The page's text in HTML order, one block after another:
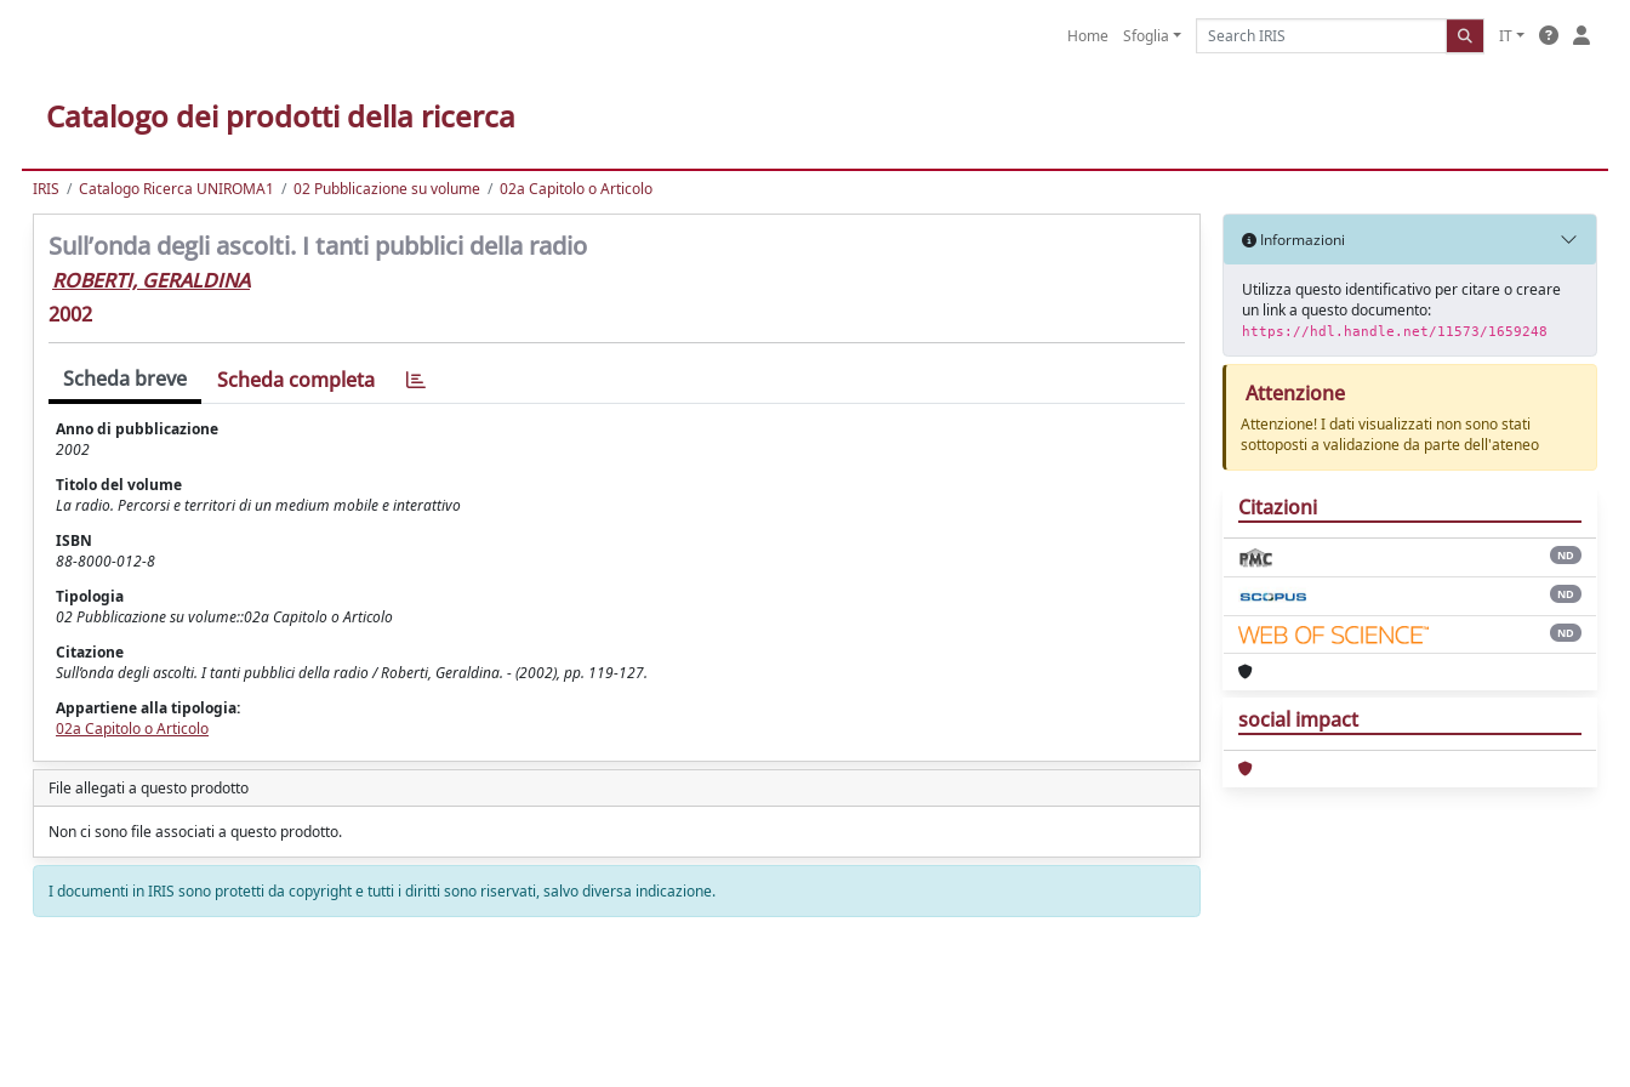
Home Sfoglia IT
Catalogo dei prodotti della ricerca
IRIS Catalogo Ricerca UNIROMA1 02 Pubblicazione su volume 02a Capitolo o Articolo
Sull’onda degli ascolti. I tanti pubblici della radio
ROBERTI, GERALDINA
2002
Scheda breve Scheda completa
Anno di pubblicazione
2002
Titolo del volume
La radio. Percorsi e territori di un medium mobile e interattivo
ISBN
88-8000-012-8
Tipologia
02 Pubblicazione su volume::02a Capitolo o Articolo
Citazione
Sull’onda degli ascolti. I tanti pubblici della radio / Roberti, Geraldina. - (2002), pp. 119-127.
Appartiene alla tipologia:
02a Capitolo o Articolo
File allegati a questo prodotto
Non ci sono file associati a questo prodotto.
I documenti in IRIS sono protetti da copyright e tutti i diritti sono riservati, salvo diversa indicazione.
Informazioni
Utilizza questo identificativo per citare o creare
un link a questo documento:
https://hdl.handle.net/11573/1659248
Attenzione
Attenzione! I dati visualizzati non sono stati
sottoposti a validazione da parte dell'ateneo
Citazioni
ND
ND
ND
social impact